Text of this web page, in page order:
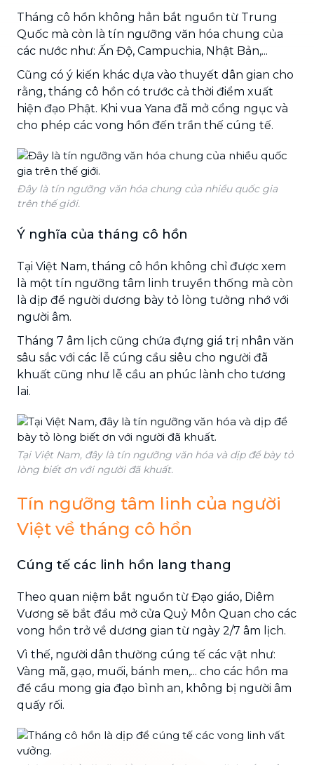
Tháng cô hồn không hẳn bắt nguồn từ Trung
Quốc mà còn là tín ngưỡng văn hóa chung của
các nước như: Ấn Độ, Campuchia, Nhật Bản,...
Cũng có ý kiến khác dựa vào thuyết dân gian cho
rằng, tháng cô hồn có trước cả thời điểm xuất
hiện đạo Phật. Khi vua Yana đã mở cổng ngục và
cho phép các vong hồn đến trần thế cúng tế.
Đây là tín ngưỡng văn hóa chung của nhiều quốc gia
trên thế giới.
Ý nghĩa của tháng cô hồn
Tại Việt Nam, tháng cô hồn không chỉ được xem
là một tín ngưỡng tâm linh truyền thống mà còn
là dịp để người dương bày tỏ lòng tưởng nhớ với
người âm.
Tháng 7 âm lịch cũng chứa đựng giá trị nhân văn
sâu sắc với các lễ cúng cầu siêu cho người đã
khuất cũng như lễ cầu an phúc lành cho tương
lai.
Tại Việt Nam, đây là tín ngưỡng văn hóa và dịp để bày tỏ
lòng biết ơn với người đã khuất.
Tín ngưỡng tâm linh của người
Việt về tháng cô hồn
Cúng tế các linh hồn lang thang
Theo quan niệm bắt nguồn từ Đạo giáo, Diêm
Vương sẽ bắt đầu mở cửa Quỷ Môn Quan cho các
vong hồn trở về dương gian từ ngày 2/7 âm lịch.
Vì thế, người dân thường cúng tế các vật như:
Vàng mã, gạo, muối, bánh men,... cho các hồn ma
để cầu mong gia đạo bình an, không bị người âm
quấy rối.